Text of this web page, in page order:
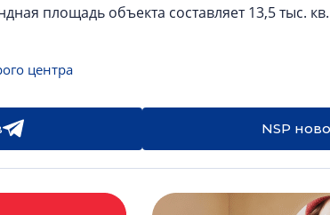
площадь объекта составляет 13,5 тыс.
центра
NSP